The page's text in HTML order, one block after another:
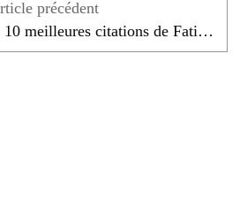
Les 10 meilleures citations de Fatima Mernissi qui...